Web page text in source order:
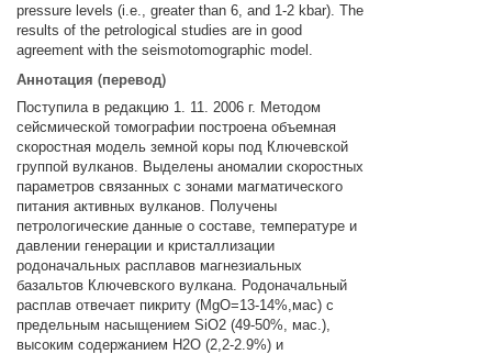
pressure levels (i.e., greater than 6, and 1-2 kbar). The
results of the petrological studies are in good
agreement with the seismotomographic model.
Аннотация (перевод)
Поступила в редакцию 1. 11. 2006 г. Методом
сейсмической томографии построена объемная
скоростная модель земной коры под Ключевской
группой вулканов. Выделены аномалии скоростных
параметров связанных с зонами магматического
питания активных вулканов. Получены
петрологические данные о составе, температуре и
давлении генерации и кристаллизации
родоначальных расплавов магнезиальных
базальтов Ключевского вулкана. Родоначальный
расплав отвечает пикриту (MgO=13-14%,мас) с
предельным насыщением SiO2 (49-50%, мас.),
высоким содержанием H2O (2,2-2.9%) и